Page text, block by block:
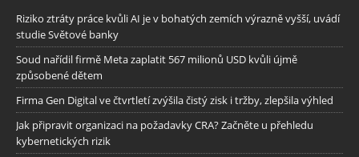
Riziko ztráty práce kvůli AI je v bohatých zemích výrazně vyšší, uvádí
studie Světové banky
Soud nařídil firmě Meta zaplatit 567 milionů USD kvůli újmě
způsobené dětem
Firma Gen Digital ve čtvrtletí zvýšila čistý zisk i tržby, zlepšila výhled
Jak připravit organizaci na požadavky CRA? Začněte u přehledu
kybernetických rizik